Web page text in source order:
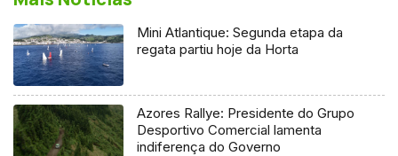
Mini Atlantique: Segunda etapa da
regata partiu hoje da Horta
Azores Rallye: Presidente do Grupo
Desportivo Comercial lamenta
indiferença do Governo